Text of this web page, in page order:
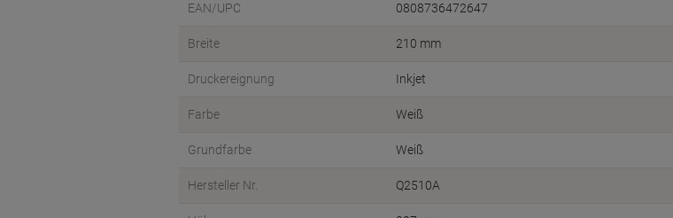
EAN/UPC 0808736472647
Breite 210 mm
Druckereignung Inkjet
Farbe Weiß
Grundfarbe Weiß
Hersteller Nr. Q2510A